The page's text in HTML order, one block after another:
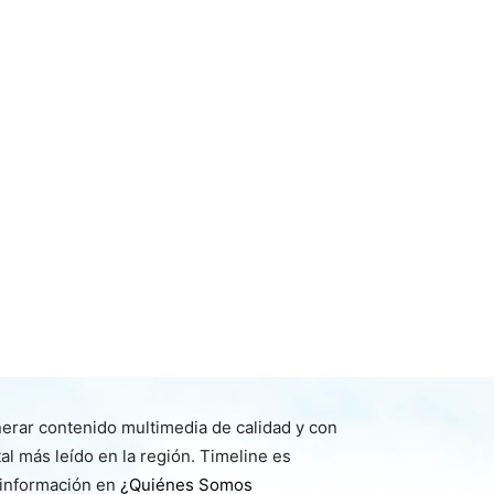
contenido multimedia de calidad y con
más leído en la región. Timeline es
en ¿Quiénes Somos